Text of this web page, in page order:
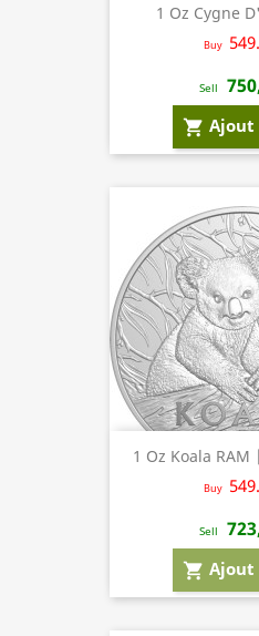
1 Oz Cygne
Buy
Sell
shopping_cart Ajout
1 Oz Koala
Buy
Sell
shopping_cart Ajout